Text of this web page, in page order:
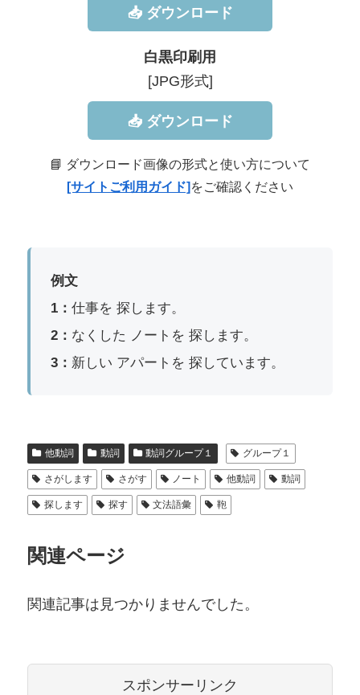
📥 ダウンロード
白黒印刷用
[JPG形式]
📥 ダウンロード
📘 ダウンロード画像の形式と使い方について
[サイトご利用ガイド] をご確認ください
例文
1：仕事を 探します。
2： なくした ノートを 探します。
3： 新しい アパートを 探しています。
他動詞 動詞 動詞グループ１ グループ１
さがします さがす ノート 他動詞 動詞
探します 探す 文法語彙 鞄
関連ページ
関連記事は見つかりませんでした。
スポンサーリンク